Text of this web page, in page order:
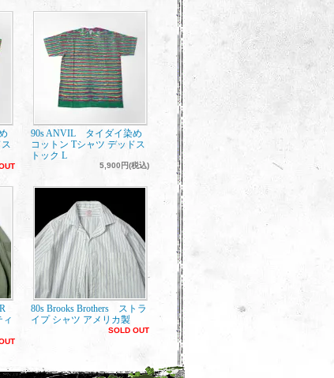
90s ANVIL タイダイ染め
コットン Tシャツ デッドス
トック L
5,900円(税込)
ィ
80s Brooks Brothers ストラ
イプ シャツ アメリカ製
SOLD OUT